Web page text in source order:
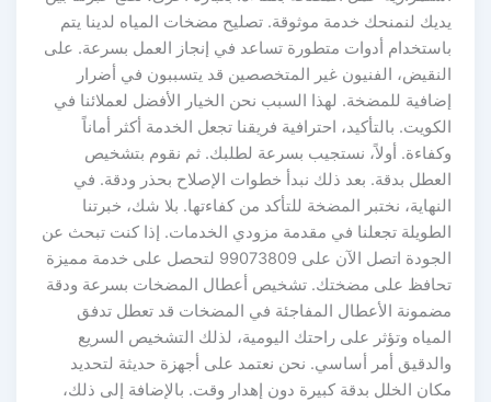
يديك لنمنحك خدمة موثوقة. تصليح مضخات المياه لدينا يتم
باستخدام أدوات متطورة تساعد في إنجاز العمل بسرعة. على
النقيض، الفنيون غير المتخصصين قد يتسببون في أضرار
إضافية للمضخة. لهذا السبب نحن الخيار الأفضل لعملائنا في
الكويت. بالتأكيد، احترافية فريقنا تجعل الخدمة أكثر أماناً
وكفاءة. أولاً، نستجيب بسرعة لطلبك. ثم نقوم بتشخيص
العطل بدقة. بعد ذلك نبدأ خطوات الإصلاح بحذر ودقة. في
النهاية، نختبر المضخة للتأكد من كفاءتها. بلا شك، خبرتنا
الطويلة تجعلنا في مقدمة مزودي الخدمات. إذا كنت تبحث عن
الجودة اتصل الآن على 99073809 لتحصل على خدمة مميزة
تحافظ على مضختك. تشخيص أعطال المضخات بسرعة ودقة
مضمونة الأعطال المفاجئة في المضخات قد تعطل تدفق
المياه وتؤثر على راحتك اليومية، لذلك التشخيص السريع
والدقيق أمر أساسي. نحن نعتمد على أجهزة حديثة لتحديد
مكان الخلل بدقة كبيرة دون إهدار وقت. بالإضافة إلى ذلك،